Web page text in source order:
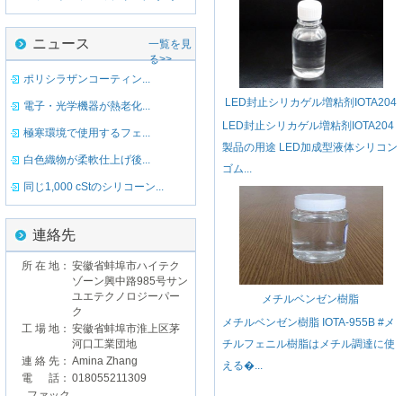
ニュース
一覧を見
る>>
ポリシラザンコーティン...
電子・光学機器が熱老化...
極寒環境で使用するフェ...
白色織物が柔軟仕上げ後...
同じ1,000 cStのシリコーン...
連絡先
所 在 地： 安徽省蚌埠市ハイテク
ゾーン興中路985号サン
ユエテクノロジーパー
ク
工 場 地： 安徽省蚌埠市淮上区茅
河口工業団地
連 絡 先： Amina Zhang
電 話： 018055211309
LED封止シリカゲル増粘剂IOTA204
LED封止シリカゲル増粘剂IOTA204
製品の用途 LED加成型液体シリコン
ゴム...
メチルベンゼン樹脂
メチルベンゼン樹脂 IOTA-955B #メ
チルフェニル樹脂はメチル調達に使
える�...